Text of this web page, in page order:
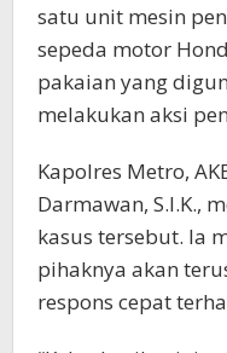
satu unit mesin
sepeda motor
pakaian yang
melakukan aksi
Kapolres Metro,
Darmawan, S.I.K.,
kasus tersebut. Ia
pihaknya akan
respons cepat